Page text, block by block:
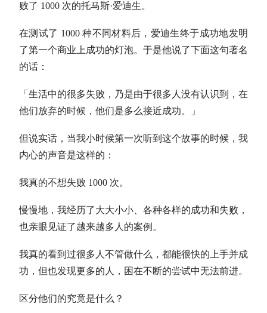
败了 1000 次的托马斯·爱迪生。
在测试了 1000 种不同材料后，爱迪生终于成功地发明
了第一个商业上成功的灯泡。于是他说了下面这句著名
的话：
「生活中的很多失败，乃是由于很多人没有认识到，在
他们放弃的时候，他们是多么接近成功。」
但说实话，当我小时候第一次听到这个故事的时候，我
内心的声音是这样的：
我真的不想失败 1000 次。
慢慢地，我经历了大大小小、各种各样的成功和失败，
也亲眼见证了越来越多人的案例。
我真的看到过很多人不管做什么，都能很快的上手并成
功，但也发现更多的人，困在不断的尝试中无法前进。
区分他们的究竟是什么？